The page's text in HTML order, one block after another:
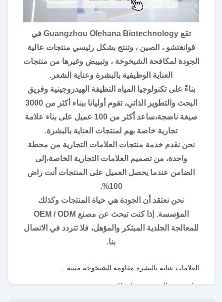
تقع Guangzhou Olehana Biotechnology في
قوانغتشو ، الصين ، وتنتج بشكل رئيسي منتجات عالية
الجودة لمكافحة الشيخوخة ، وتبييض وغيرها من منتجات
العناية الوظيفية بالبشرة وعناية الشعر.
بناءً على تكنولوجيا المياه النظيفة الهيدروجينية وفريق
البحث والتطوير الذاتي، تقوم أوليانا ببناء أكثر من 3000
صيغة ناضجة،ساعد أكثر من 100 عميل على بناء علامة
تجارية خاصة بهم لمنتجات العناية بالبشرة.
نحن نقدم خدمة منتجات العلامات التجارية من محطة
واحدة، من تصميم العلامات التجارية الخاصة،إلى
الضامن عندما يحصل العميل على المنتجات أنت راض
100%.
نحن نعتقد أن الجودة هي حياة المنتجات وكذلك
المؤسسة. إذا كنت تبحث عن مصنع OEM / ODM
للمعالجة الجلدية المبتكر والمؤهل، فلا تتردد في الاتصال
بنا.
العلامات:عناية بالبشرة مقاومة للشيخوخة متينة ,
عناية تفتيح البشرة ومضادة للشيخوخة ,